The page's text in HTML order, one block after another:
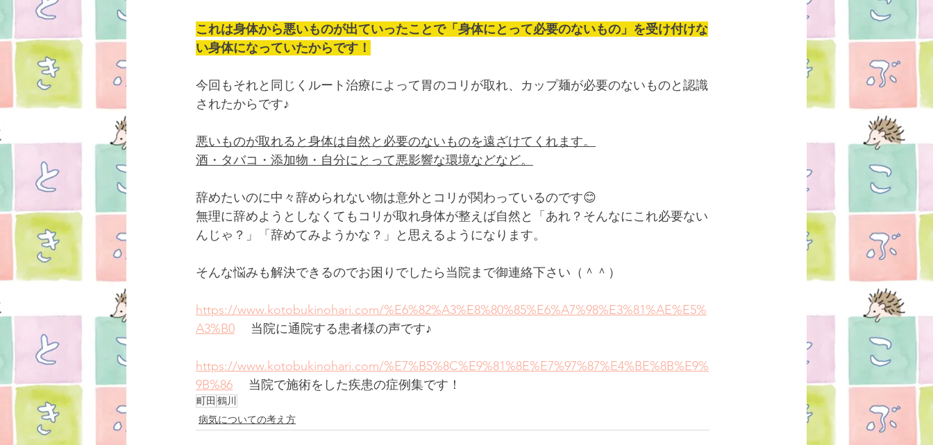
これは身体から悪いものが出ていったことで「身体にとって必要のないもの」を受け付けな
い身体になっていたからです！
今回もそれと同じくルート治療によって胃のコリが取れ、カップ麺が必要のないものと認識
されたからです♪
悪いものが取れると身体は自然と必要のないものを遠ざけてくれます。
酒・タバコ・添加物・自分にとって悪影響な環境などなど。
辞めたいのに中々辞められない物は意外とコリが関わっているのです😊
無理に辞めようとしなくてもコリが取れ身体が整えば自然と「あれ？そんなにこれ必要ない
んじゃ？」「辞めてみようかな？」と思えるようになります。
そんな悩みも解決できるのでお困りでしたら当院まで御連絡下さい（＾＾）
https://www.kotobukinohari.com/%E6%82%A3%E8%80%85%E6%A7%98%E3%81%AE%E5%
A3%B0 当院に通院する患者様の声です♪
https://www.kotobukinohari.com/%E7%B5%8C%E9%81%8E%E7%97%87%E4%BE%8B%E9%
9B%86 当院で施術をした疾患の症例集です！
町田 鶴川
病気についての考え方